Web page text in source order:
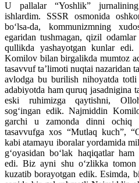
U pallalar “Yoshlik”
ishlardim. SSSR osmonida
boʻlsa-da, kommunizmning
egaridan tushmagan, qizil
qullikda yashayotgan kunlar
Komilov bilan birgalikda mumtoz
tasavvuf taʼlimoti nuqtai nazaridan
avlodga bu burilish nihoyatda
adabiyotda ham quruq jasadnigina
eski ruhimizga qaytishni,
sogʻingan edik. Najmiddin
garchi u zamonda dinni ochiq
tasavvufga xos “Mutlaq kuch”,
kabi atamayu iboralar yordamida
gʻoyasidan boʻlak haqiqatlar
edi. Biz ayni shu oʻzlikka
kuzatib borayotgan edik. Esimda,